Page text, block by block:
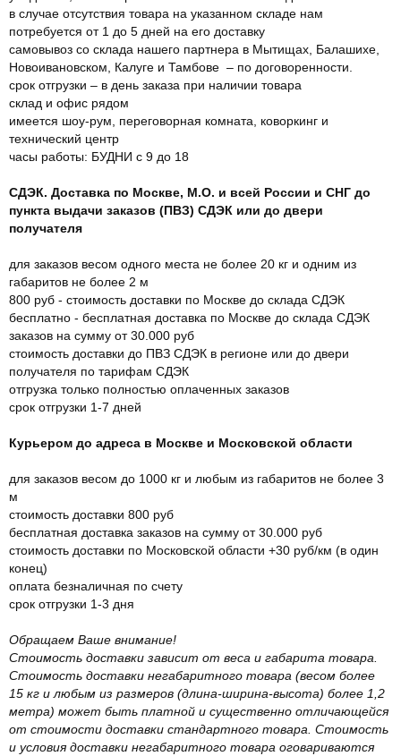
в случае отсутствия товара на указанном складе нам
потребуется от 1 до 5 дней на его доставку
самовывоз со склада нашего партнера в Мытищах, Балашихе,
Новоивановском, Калуге и Тамбове – по договоренности.
срок отгрузки – в день заказа при наличии товара
склад и офис рядом
имеется шоу-рум, переговорная комната, коворкинг и
технический центр
часы работы: БУДНИ с 9 до 18
СДЭК. Доставка по Москве, М.О. и всей России и СНГ до
пункта выдачи заказов (ПВЗ) СДЭК или до двери
получателя
для заказов весом одного места не более 20 кг и одним из
габаритов не более 2 м
800 руб - стоимость доставки по Москве до склада СДЭК
бесплатно - бесплатная доставка по Москве до склада СДЭК
заказов на сумму от 30.000 руб
стоимость доставки до ПВЗ СДЭК в регионе или до двери
получателя по тарифам СДЭК
отгрузка только полностью оплаченных заказов
срок отгрузки 1-7 дней
Курьером до адреса в Москве и Московской области
для заказов весом до 1000 кг и любым из габаритов не более 3
м
стоимость доставки 800 руб
бесплатная доставка заказов на сумму от 30.000 руб
стоимость доставки по Московской области +30 руб/км (в один
конец)
оплата безналичная по счету
срок отгрузки 1-3 дня
Обращаем Ваше внимание!
Стоимость доставки зависит от веса и габарита товара.
Стоимость доставки негабаритного товара (весом более
15 кг и любым из размеров (длина-ширина-высота) более 1,2
метра) может быть платной и существенно отличающейся
от стоимости доставки стандартного товара. Стоимость
и условия доставки негабаритного товара оговариваются